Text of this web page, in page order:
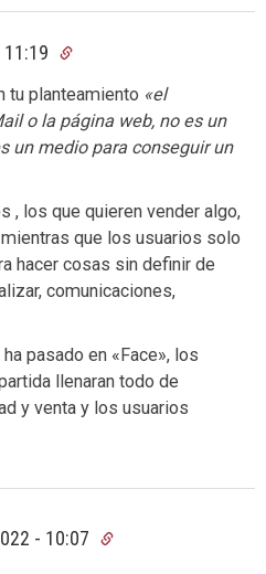
tu planteamiento «el
o la página web, no es un
un medio para conseguir un
, los que quieren vender algo,
que los usuarios solo
hacer cosas sin definir de
comunicaciones,
pasado en «Face», los
llenaran todo de
y venta y los usuarios
- 10:07